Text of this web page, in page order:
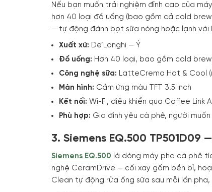
Nếu bạn muốn trải nghiệm đỉnh cao của
hơn 40 loại đồ uống (bao gồm cả cold
— tự động đánh bọt sữa nóng hoặc lạnh với
Xuất xứ: De’Longhi — Ý
Đồ uống: Hơn 40 loại, bao gồm cold
Công nghệ sữa: LatteCrema Hot & Cool
Màn hình: Cảm ứng màu TFT 3.5 inch
Kết nối: Wi-Fi, điều khiển qua Coffee Link
Phù hợp: Gia đình yêu cà phê, người
3. Siemens EQ.500
Siemens EQ.500 là dòng máy pha cà phê
nghệ CeramDrive — cối xay gốm bền bỉ,
Clean tự động rửa ống sữa sau mỗi lần pha,